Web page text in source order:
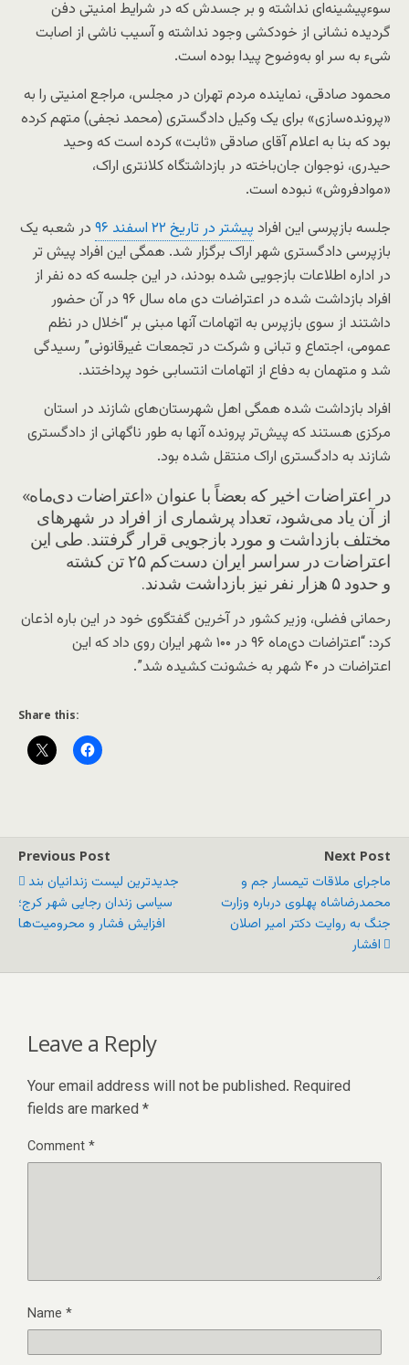
سوءپیشینه‌ای نداشته و بر جسدش که در شرایط امنیتی دفن
گردیده نشانی از خودکشی وجود نداشته و آسیب ناشی از اصابت
شیء به سر او به‌وضوح پیدا بوده است.
محمود صادقی، نماینده مردم تهران در مجلس، مراجع امنیتی را به
«پرونده‌سازی» برای یک وکیل دادگستری (محمد نجفی) متهم کرده
بود که بنا به اعلام آقای صادقی «ثابت» کرده است که وحید
حیدری، نوجوان جان‌باخته در بازداشتگاه کلانتری اراک،
«موادفروش» نبوده است.
جلسه بازپرسی این افراد پیشتر در تاریخ ۲۲ اسفند ۹۶
در شعبه یک
بازپرسی دادگستری شهر اراک برگزار شد. همگی این افراد پیش تر
در اداره اطلاعات بازجویی شده بودند، در این جلسه که ده نفر از
افراد بازداشت شده در اعتراضات دی ماه سال ۹۶ در آن حضور
داشتند از سوی بازپرس به اتهامات آنها مبنی بر “اخلال در نظم
عمومی، اجتماع و تبانی و شرکت در تجمعات غیرقانونی” رسیدگی
شد و متهمان به دفاع از اتهامات انتسابی خود پرداختند.
افراد بازداشت شده همگی اهل شهرستان‌های شازند در استان
مرکزی هستند که پیش‌تر پرونده آنها به طور ناگهانی از دادگستری
شازند به دادگستری اراک منتقل شده بود.
در اعتراضات اخیر که بعضاً با عنوان «اعتراضات دی‌ماه»
از آن یاد می‌شود، تعداد پرشماری از افراد در شهرهای
مختلف بازداشت و مورد بازجویی قرار گرفتند. طی این
اعتراضات در سراسر ایران دست‌کم ۲۵ تن کشته
و حدود ۵ هزار نفر نیز بازداشت شدند.
رحمانی فضلی، وزیر کشور در آخرین گفتگوی خود در این باره اذعان
کرد: “اعتراضات دی‌ماه ۹۶ در ۱۰۰ شهر ایران روی داد که این
اعتراضات در ۴۰ شهر به خشونت کشیده شد”.
Share this:
Previous Post
جدیدترین لیست زندانیان بند
سیاسی زندان رجایی شهر کرج؛
افزایش فشار و محرومیت‌ها
Next Post
ماجرای ملاقات تیمسار جم و
محمدرضاشاه پهلوی درباره وزارت
جنگ به روایت دکتر امیر اصلان
افشار
Leave a Reply
Your email address will not be published. Required
fields are marked *
Comment*
Name *